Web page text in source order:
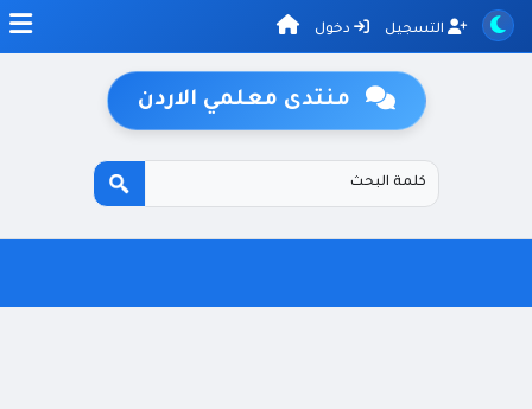
التسجيل دخول
منتدى معلمي الاردن